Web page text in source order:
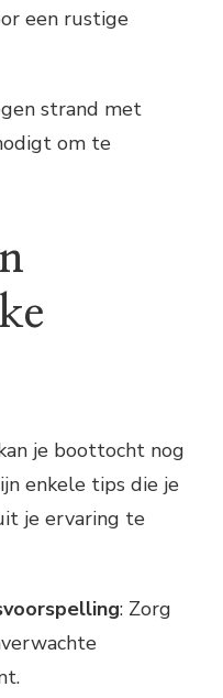
een rustige
strand met
om te
je boottocht nog
enkele tips die je
je ervaring te
: Zorg